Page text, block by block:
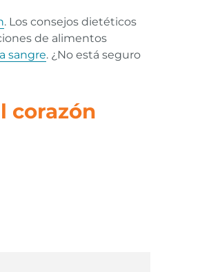
. Los consejos dietéticos
de alimentos
sangre. ¿No está seguro
corazón